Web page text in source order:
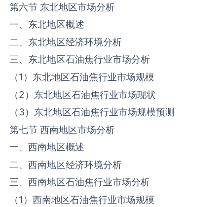
第六节 东北地区市场分析
一、东北地区概述
二、东北地区经济环境分析
三、东北地区石油焦行业市场分析
（1）东北地区石油焦行业市场规模
（2）东北地区石油焦行业市场现状
（3）东北地区石油焦行业市场规模预测
第七节 西南地区市场分析
一、西南地区概述
二、西南地区经济环境分析
三、西南地区石油焦行业市场分析
（1）西南地区石油焦行业市场规模